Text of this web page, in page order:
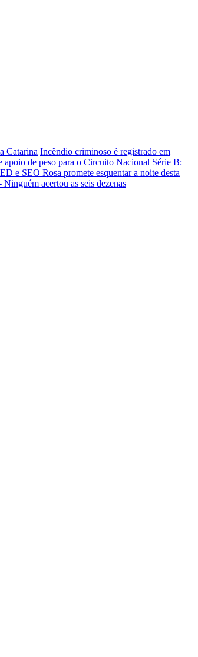
Catarina Incêndio criminoso é registrado em
de peso para o Circuito Nacional Série B:
e SEO Rosa promete esquentar a noite desta
acertou as seis dezenas